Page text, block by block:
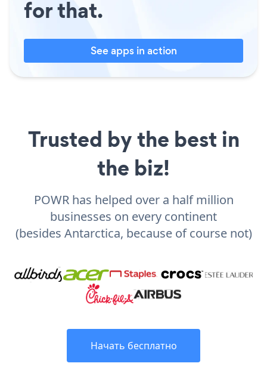
for that.
See apps in action
Trusted by the best in
the biz!
POWR has helped over a half million
businesses on every continent
(besides Antarctica, because of course not)
Начать бесплатно